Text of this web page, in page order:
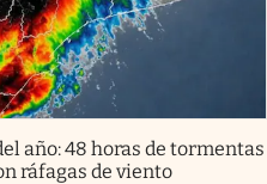
año: 48 horas de tormentas
ráfagas de viento